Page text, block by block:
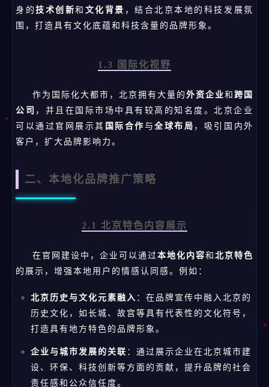
身的技术创新和 文化背景 ，结合北京本地的科技发展氛
围，打造具有文化底蕴和科技含量的品牌形象。
1.3 国际化视野
作为国际化大都市，北京拥有大量的 外资企业和 跨国
公司 ，并且在国际市场中具有较高的知名度。北京企业
可以通过官网展示其 国际合作 与全球布局 ，吸引国内外
客户，扩大品牌影响力。
二、本地化品牌推广策略
2.1 北京特色内容展示
在官网建设中，企业可以通过本地化内容和 北京特色
的展示，增强本地用户的情感认同感。例如：
北京历史与文化元素融入 ：在品牌宣传中融入北京的
历史文化，如长城、故宫等具有代表性的文化符号，
打造具有地方特色的品牌形象。
企业与城市发展的关联 ：通过展示企业在北京城市建
设、环保、科技创新等方面的贡献，提升品牌的社会
责任感和公众信任度。